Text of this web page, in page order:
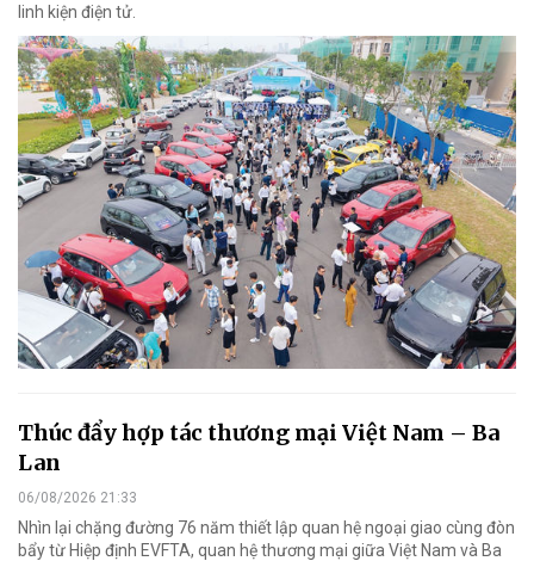
linh kiện điện tử.
Thúc đẩy hợp tác thương mại Việt Nam – Ba
Lan
06/08/2026 21:33
Nhìn lại chặng đường 76 năm thiết lập quan hệ ngoại giao cùng đòn
bẩy từ Hiệp định EVFTA, quan hệ thương mại giữa Việt Nam và Ba